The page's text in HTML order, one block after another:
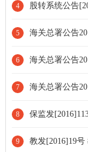
育农业农村发展新
4 股转系统公告
公司关于发布《关于
公告
5 海关总署公告
案的公告[全文失效]
6 海关总署公告
区的进口农产品免
7 海关总署公告
和保税监管场所保
8 保监发
有关事项的通知[全
9 教发[2016]19